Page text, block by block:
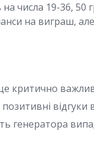
числа 19-36, 50
на виграш,
критично
відгуки
генератора